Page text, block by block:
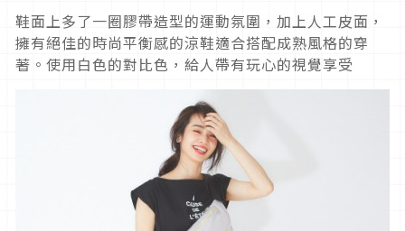
鞋面上多了一圈膠帶造型的運動氛圍，加上人工皮面，
擁有絕佳的時尚平衡感的涼鞋適合搭配成熟風格的穿
著。使用白色的對比色，給人帶有玩心的視覺享受